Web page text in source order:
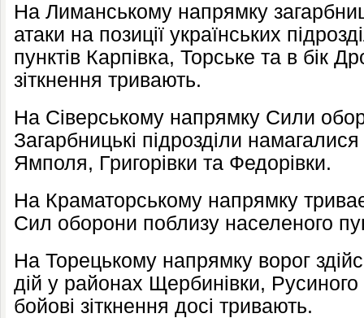
На Лиманському напрямку
атаки на позиції українських
пунктів Карпівка, Торське та в бік
зіткнення тривають.
На Сіверському напрямку Сили
Загарбницькі підрозділи
Ямполя, Григорівки та Федорівки.
На Краматорському напрямку
Сил оборони поблизу населеного
На Торецькому напрямку ворог
дій у районах Щербинівки,
бойові зіткнення досі тривають.